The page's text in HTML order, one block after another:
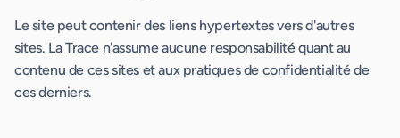
Le site peut contenir des liens hypertextes vers d'autres
sites. La Trace n'assume aucune responsabilité quant au
contenu de ces sites et aux pratiques de confidentialité de
ces derniers.